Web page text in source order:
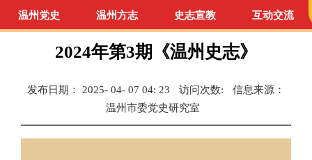
温州党史 温州方志 史志宣教 互动交流
2024年第3期《温州史志》
发布日期： 2025- 04- 07 04: 23 访问次数:
信息来源：
温州市委党史研究室